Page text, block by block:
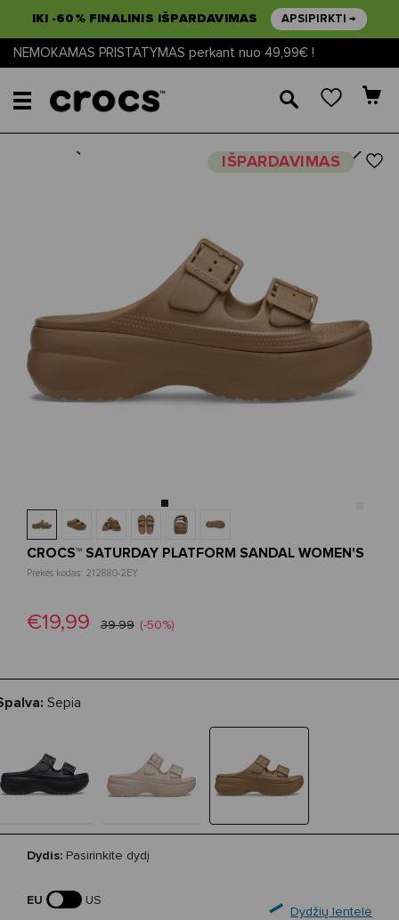
IKI -60% FINALINIS IŠPARDAVIMAS APSIPIRKTI →
NEMOKAMAS PRISTATYMAS perkant nuo 49,99€ !
🔎
IŠPARDAVIMASNext
CROCS™ SATURDAY PLATFORM SANDAL WOMEN'S
Prekės kodas: 212880-2EY
€19,99 39.99 (-50%)
Sepia
Dydis: Pasirinkite dydį
EU
US
Dydžių lentelė